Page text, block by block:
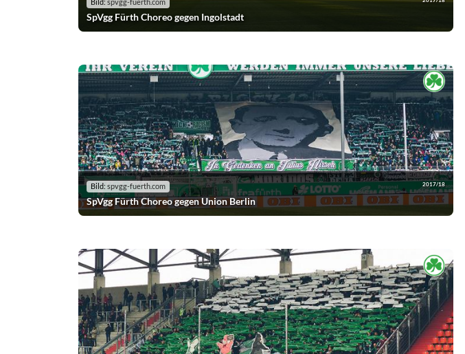
Bild: spvgg-fuerth.com
SpVgg Fürth Choreo gegen Ingolstadt
Bild: spvgg-fuerth.com 2017/18
SpVgg Fürth Choreo gegen Union Berlin